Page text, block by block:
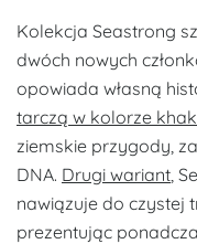
Kolekcja Seastrong
dwóch nowych
opowiada własną
tarczą w kolorze
ziemskie przygody,
DNA. Drugi wariant ,
nawiązuje do czystej
prezentując